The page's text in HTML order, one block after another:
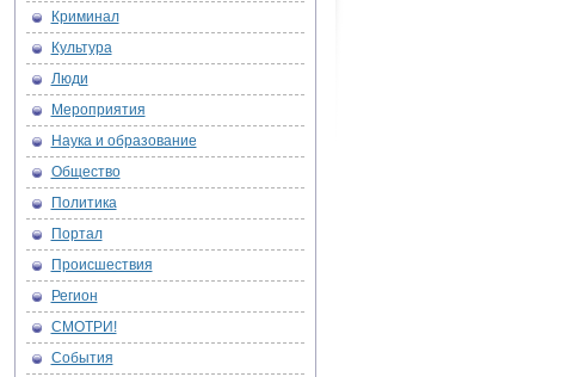
Криминал
Культура
Люди
Мероприятия
Наука и образование
Общество
Политика
Портал
Происшествия
Регион
СМОТРИ!
События